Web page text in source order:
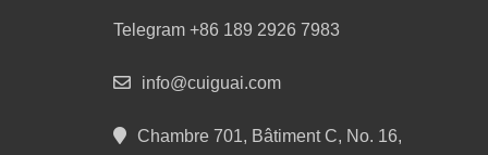
Telegram +86 189 2926 7983
info@cuiguai.com
Chambre 701, Bâtiment C, No. 16,